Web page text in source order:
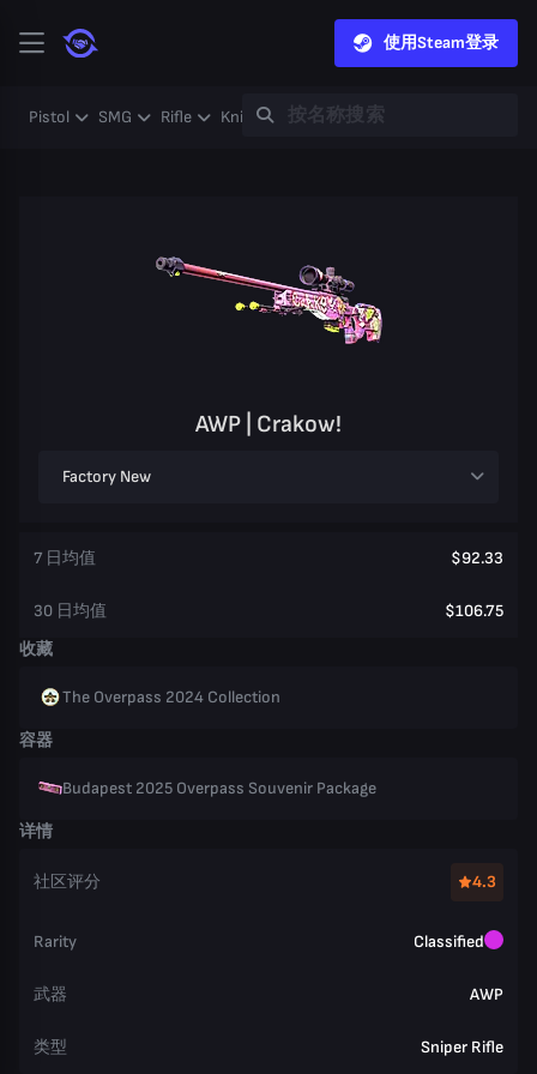
使用Steam登录
Pistol SMG Rifle Knife Gloves Heavy
AWP | Crakow!
Factory New
7 日均值 $92.33
30 日均值
$106.75
收藏
The Overpass 2024 Collection
容器
Budapest 2025 Overpass Souvenir Package
详情
社区评分 4.3
Rarity Classified
武器 AWP
类型 Sniper Rifle